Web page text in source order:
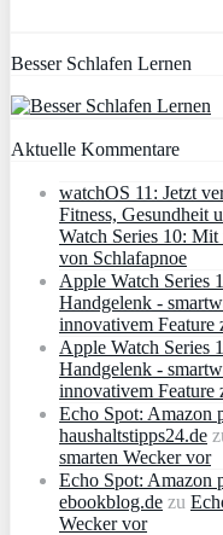
Besser Schlafen Lernen
Aktuelle Kommentare
watchOS 11: Jetzt
Fitness, Gesundheit
Watch Series 10:
von Schlafapnoe
Apple Watch Series
Handgelenk -
innovativem Feature
Apple Watch Series
Handgelenk -
innovativem Feature
Echo Spot: Amazon
haushaltstipps24.de
smarten Wecker vor
Echo Spot: Amazon
ebookblog.de zu
Wecker vor